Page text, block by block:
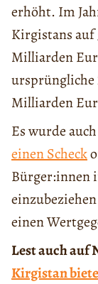
erhöht. Im
Kirgistans auf
Milliarden
ursprüngliche
Milliarden
Es wurde
einen Scheck
Bürger:innen
einen
Lest auch auf
Kirgistan